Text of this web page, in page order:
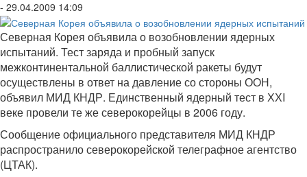
- 29.04.2009 14:09
Северная Корея объявила о возобновлении ядерных
испытаний. Тест заряда и пробный запуск
межконтинентальной баллистической ракеты будут
осуществлены в ответ на давление со стороны ООН,
объявил МИД КНДР. Единственный ядерный тест в ХХI
веке провели те же северокорейцы в 2006 году.
Сообщение официального представителя МИД КНДР
распространило северокорейской телеграфное агентство
(ЦТАК).